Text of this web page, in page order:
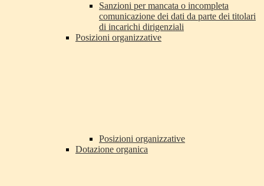
Sanzioni per mancata o incompleta
comunicazione dei dati da parte dei titolari
di incarichi dirigenziali
Posizioni organizzative
Posizioni organizzative
Dotazione organica